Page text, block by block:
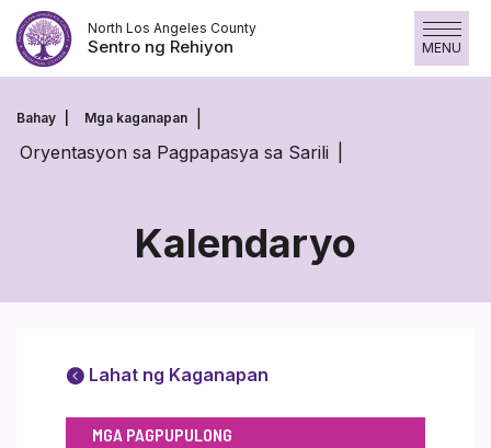
Skip
to
content
North Los Angeles County
Sentro ng Rehiyon MENU
Bahay Mga kaganapan
Oryentasyon sa Pagpapasya sa Sarili
Kalendaryo
Lahat ng Kaganapan
MGA PAGPUPULONG